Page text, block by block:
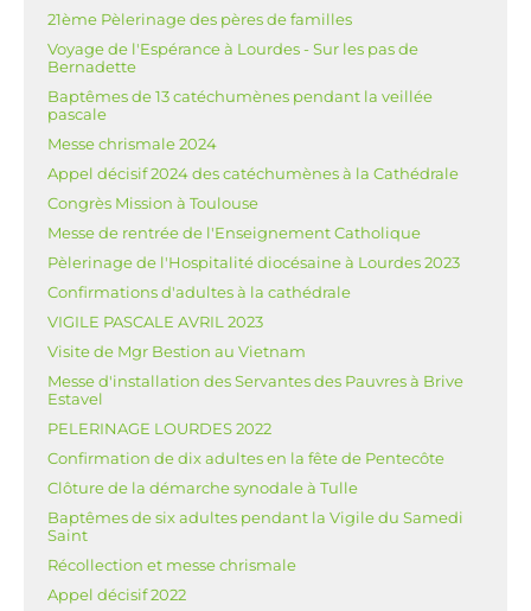
21ème Pèlerinage des pères de familles
Voyage de l'Espérance à Lourdes - Sur les pas de
Bernadette
Baptêmes de 13 catéchumènes pendant la veillée
pascale
Messe chrismale 2024
Appel décisif 2024 des catéchumènes à la Cathédrale
Congrès Mission à Toulouse
Messe de rentrée de l'Enseignement Catholique
Pèlerinage de l'Hospitalité diocésaine à Lourdes 2023
Confirmations d'adultes à la cathédrale
VIGILE PASCALE AVRIL 2023
Visite de Mgr Bestion au Vietnam
Messe d'installation des Servantes des Pauvres à Brive
Estavel
PELERINAGE LOURDES 2022
Confirmation de dix adultes en la fête de Pentecôte
Clôture de la démarche synodale à Tulle
Baptêmes de six adultes pendant la Vigile du Samedi
Saint
Récollection et messe chrismale
Appel décisif 2022